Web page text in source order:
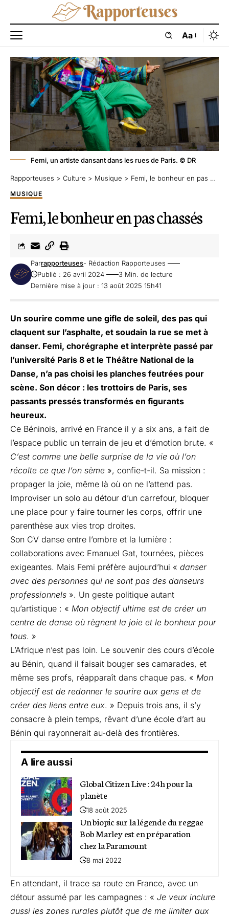
Aa
Femi, un artiste dansant dans les rues de Paris. © DR
Rapporteuses > Culture > Musique > Femi, le bonheur en pas chassés
MUSIQUE
Femi, le bonheur en pas chassés
Dernière mise à jour : 13 août 2025 15h41
Parrapporteuses- Rédaction Rapporteuses
Publié : 26 avril 2024
3 Min. de lecture
Un sourire comme une gifle de soleil, des pas qui
claquent sur l’asphalte, et soudain la rue se met à
danser. Femi, chorégraphe et interprète passé par
l’université Paris 8 et le Théâtre National de la
Danse, n’a pas choisi les planches feutrées pour
scène. Son décor : les trottoirs de Paris, ses
passants pressés transformés en figurants
heureux.
Ce Béninois, arrivé en France il y a six ans, a fait de
l’espace public un terrain de jeu et d’émotion brute. «
C’est comme une belle surprise de la vie où l’on
récolte ce que l’on sème », confie-t-il. Sa mission :
propager la joie, même là où on ne l’attend pas.
Improviser un solo au détour d’un carrefour, bloquer
une place pour y faire tourner les corps, offrir une
parenthèse aux vies trop droites.
Son CV danse entre l’ombre et la lumière :
collaborations avec Emanuel Gat, tournées, pièces
exigeantes. Mais Femi préfère aujourd’hui « danser
avec des personnes qui ne sont pas des danseurs
professionnels ». Un geste politique autant
qu’artistique : « Mon objectif ultime est de créer un
centre de danse où règnent la joie et le bonheur pour
tous. »
L’Afrique n’est pas loin. Le souvenir des cours d’école
au Bénin, quand il faisait bouger ses camarades, et
même ses profs, réapparaît dans chaque pas. « Mon
objectif est de redonner le sourire aux gens et de
créer des liens entre eux. » Depuis trois ans, il s’y
consacre à plein temps, rêvant d’une école d’art au
Bénin qui rayonnerait au-delà des frontières.
A lire aussi
Global Citizen Live : 24h pour la
planète
18 août 2025
Un biopic sur la légende du reggae
Bob Marley est en préparation
chez la Paramount
8 mai 2022
En attendant, il trace sa route en France, avec un
détour assumé par les campagnes : « Je veux inclure
aussi les zones rurales plutôt que de me limiter aux